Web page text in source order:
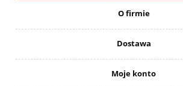
O firmie
Dostawa
Moje konto